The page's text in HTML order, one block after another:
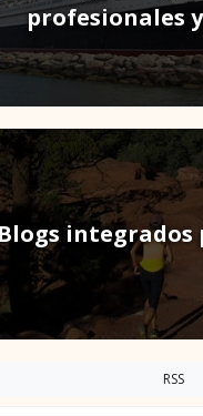
profesionales
Blogs integrados
RSS